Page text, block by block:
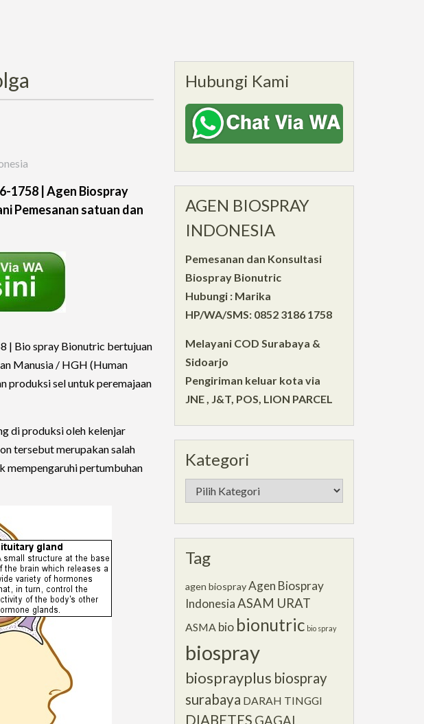
1758 | Agen Biospray
Pemesanan satuan dan
| Bio spray Bionutric bertujuan
Manusia / HGH (Human
produksi sel untuk peremajaan
di produksi oleh kelenjar
tersebut merupakan salah
mempengaruhi pertumbuhan
Hubungi Kami
AGEN BIOSPRAY
INDONESIA
Pemesanan dan Konsultasi
Biospray Bionutric
Hubungi : Marika
HP/WA/SMS: 0852 3186 1758
Melayani COD Surabaya &
Sidoarjo
Pengiriman keluar kota via
JNE , J&T, POS, LION PARCEL
Kategori
Kategori
Tag
agen biospray Agen Biospray
IndonesiaASAM URAT
ASMA bio bionutric bio spray
biospray
biosprayplus biospray
surabaya DARAH TINGGI
DIABETES GAGAL